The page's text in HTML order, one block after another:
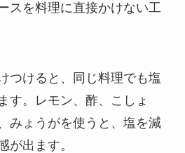
スを料理に直接かけない工
つけると、同じ料理でも塩
す。レモン、酢、こしょ
みょうがを使うと、塩を減
が出ます。